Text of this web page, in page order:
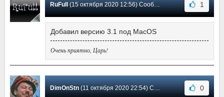
RuFull (15 октября 2020 12:56) Сообщение #29 1
Добавил версию 3.1 под MacOS
Очень приятно, Царь!
DimOnStn(11 октября 2020 22:54) Сообщение #28 0